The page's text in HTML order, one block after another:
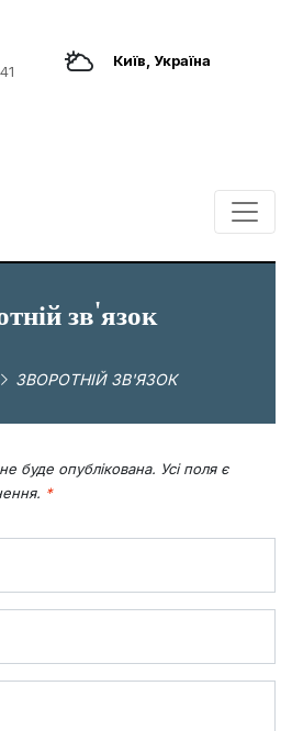
Київ, Україна
зв'язок
ЗВОРОТНІЙ ЗВ'ЯЗОК
буде опублікована. Усі поля є
*